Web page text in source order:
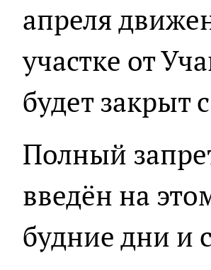
апреля
участке от
будет закрыт
Полный
введён на
будние дни и